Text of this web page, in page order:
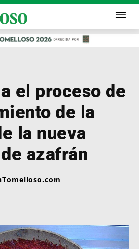
el proceso de
de la
la nueva
azafrán